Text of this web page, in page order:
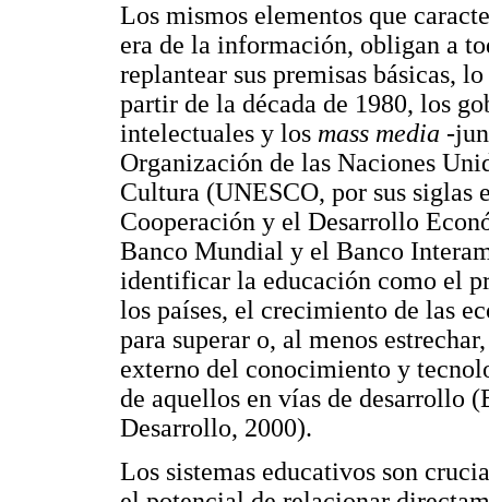
Los mismos elementos que
era de la información, obligan a
replantear sus premisas básicas,
partir de la década de 1980, los
intelectuales y los mass media -
Organización de las Naciones
Cultura (UNESCO, por sus siglas
Cooperación y el Desarrollo
Banco Mundial y el Banco
identificar la educación como el
los países, el crecimiento de las
para superar o, al menos
externo del conocimiento y
de aquellos en vías de desarrollo
Desarrollo, 2000).
Los sistemas educativos son